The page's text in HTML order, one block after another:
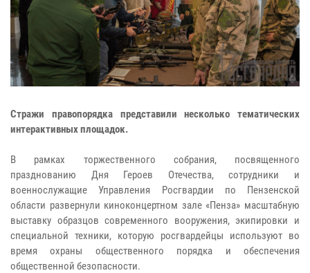
Стражи правопорядка представили несколько тематических
интерактивных площадок.
В рамках торжественного собрания, посвященного
празднованию Дня Героев Отечества, сотрудники и
военнослужащие Управления Росгвардии по Пензенской
области развернули киноконцертном зале «Пенза» масштабную
выставку образцов современного вооружения, экипировки и
специальной техники, которую росгвардейцы используют во
время охраны общественного порядка и обеспечения
общественной безопасности.